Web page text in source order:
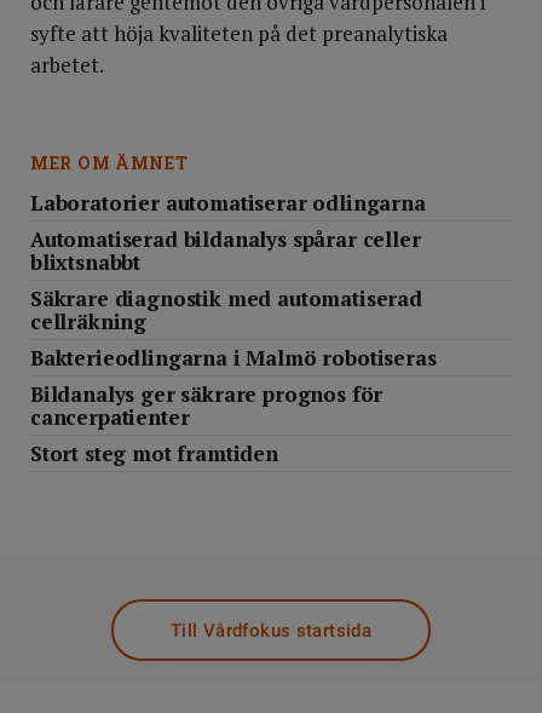
syfte att höja kvaliteten på det preanalytiska
arbetet.
MER OM ÄMNET
Laboratorier automatiserar odlingarna
Automatiserad bildanalys spårar celler
blixtsnabbt
Säkrare diagnostik med automatiserad
cellräkning
Bakterieodlingarna i Malmö robotiseras
Bildanalys ger säkrare prognos för
cancerpatienter
Stort steg mot framtiden
Till Vårdfokus startsida